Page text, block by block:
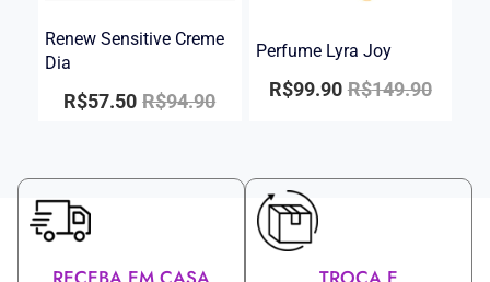
Renew Sensitive Creme
Dia
R$94.90
R$57.50
Perfume Lyra Joy
R$149.90
R$99.90